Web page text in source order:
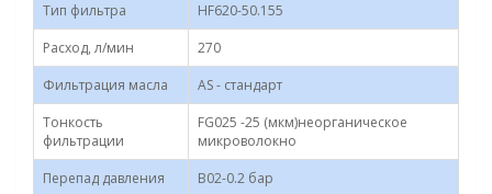
Тип фильтра
HF620-50.155
Расход, л/мин
270
Фильтрация масла
AS - стандарт
Тонкость
фильтрации
FG025 -25 (мкм)неорганическое
микроволокно
Перепад давления
B02-0.2 бар